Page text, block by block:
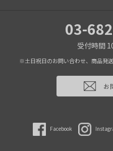
03-
受付時間
※土日祝日のお問い合わせ、商品発
お
Facebook